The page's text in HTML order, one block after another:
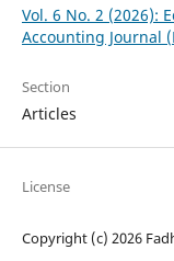
Vol. 6 No. 2 (2026):
Accounting Journal
Section
Articles
License
Copyright (c) 2026